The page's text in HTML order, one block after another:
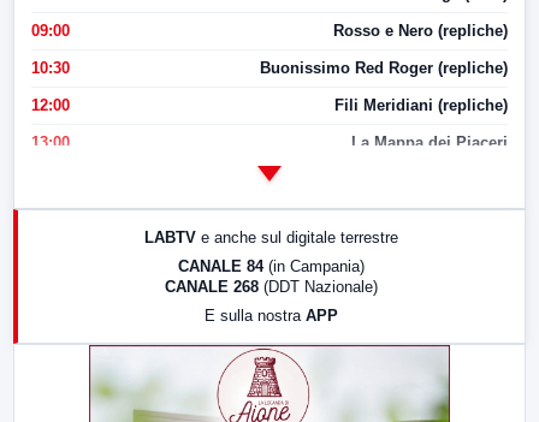
09:00 Rosso e Nero (repliche)
10:30 Buonissimo Red Roger (repliche)
12:00 Fili Meridiani (repliche)
13:00 La Mappa dei Piaceri
LABTV e anche sul digitale terrestre
CANALE 84 (in Campania)
CANALE 268 (DDT Nazionale)
E sulla nostra APP